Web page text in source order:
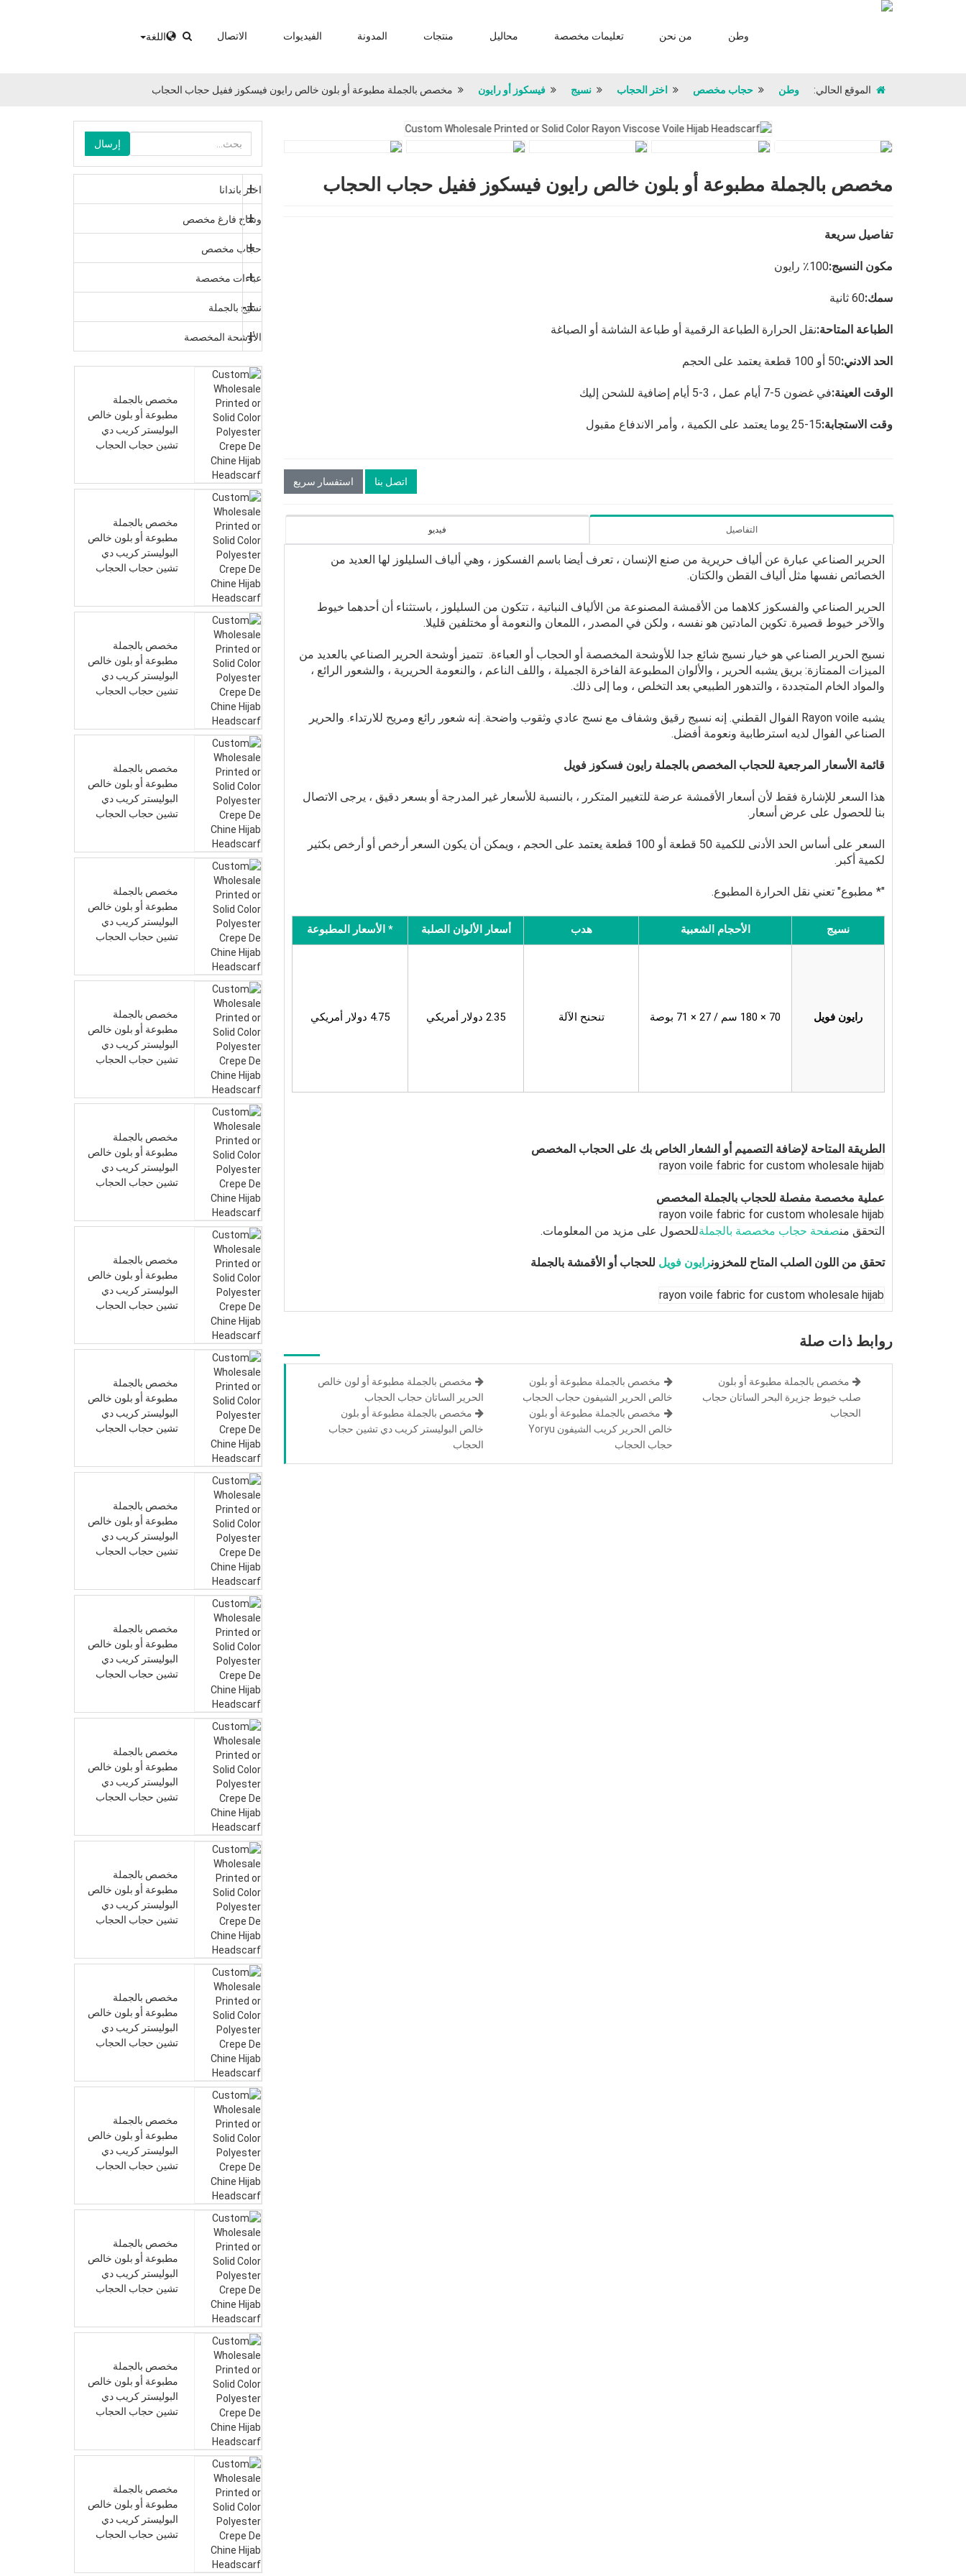
وطن من نحن تعليمات مخصصة محاليل منتجات المدونة الفيديوات الاتصال اللغة
الموقع الحالي: وطن حجاب مخصص اختر الحجاب نسيج فيسكوز أو رايون مخصص بالجملة مطبوعة أو بلون خالص رايون فيسكوز ففيل حجاب الحجاب
مخصص بالجملة مطبوعة أو بلون خالص رايون فيسكوز ففيل حجاب الحجاب
تفاصيل سريعة
مكون النسيج:100٪ رايون
سمك:60 ثانية
الطباعة المتاحة:نقل الحرارة الطباعة الرقمية أو طباعة الشاشة أو الصباغة
الحد الادني:50 أو 100 قطعة يعتمد على الحجم
الوقت العينة:في غضون 5-7 أيام عمل ، 3-5 أيام إضافية للشحن إليك
وقت الاستجابة:15-25 يوما يعتمد على الكمية ، وأمر الاندفاع مقبول
اتصل بنا استفسار سريع
التفاصيل فيديو
الحرير الصناعي عبارة عن ألياف حريرية من صنع الإنسان ، تعرف أيضا باسم الفسكوز ، وهي ألياف السليلوز لها العديد من
الخصائص نفسها مثل ألياف القطن والكتان.
الحرير الصناعي والفسكوز كلاهما من الأقمشة المصنوعة من الألياف النباتية ، تتكون من السليلوز ، باستثناء أن أحدهما خيوط
والآخر خيوط قصيرة. تكوين المادتين هو نفسه ، ولكن في المصدر ، اللمعان والنعومة أو مختلفين قليلا.
نسيج الحرير الصناعي هو خيار نسيج شائع جدا للأوشحة المخصصة أو الحجاب أو العباءة. تتميز أوشحة الحرير الصناعي بالعديد من
الميزات الممتازة: بريق يشبه الحرير ، والألوان المطبوعة الفاخرة الجميلة ، واللف الناعم ، والنعومة الحريرية ، والشعور الرائع ،
والمواد الخام المتجددة ، والتدهور الطبيعي بعد التخلص ، وما إلى ذلك.
يشبه Rayon voile الفوال القطني. إنه نسيج رقيق وشفاف مع نسج عادي وثقوب واضحة. إنه شعور رائع ومريح للارتداء. والحرير
الصناعي الفوال لديه استرطابية ونعومة أفضل.
قائمة الأسعار المرجعية للحجاب المخصص بالجملة رايون فسكوز فويل
هذا السعر للإشارة فقط لأن أسعار الأقمشة عرضة للتغيير المتكرر ، بالنسبة للأسعار غير المدرجة أو بسعر دقيق ، يرجى الاتصال
بنا للحصول على عرض أسعار.
السعر على أساس الحد الأدنى للكمية 50 قطعة أو 100 قطعة يعتمد على الحجم ، ويمكن أن يكون السعر أرخص أو أرخص بكثير
لكمية أكبر.
"* مطبوع" تعني نقل الحرارة المطبوع.
نسيج الأحجام الشعبية هدب أسعار الألوان الصلبة * الأسعار المطبوعة
رايون فويل 70 × 180 سم / 27 × 71 بوصة تنحنح الآلة 2.35 دولار أمريكي 4.75 دولار أمريكي
الطريقة المتاحة لإضافة التصميم أو الشعار الخاص بك على الحجاب المخصص
عملية مخصصة مفصلة للحجاب بالجملة المخصص
التحقق منصفحة حجاب مخصصة بالجملةللحصول على مزيد من المعلومات.
تحقق من اللون الصلب المتاح للمخزونرايون فويل للحجاب أو الأقمشة بالجملة
روابط ذات صلة
مخصص بالجملة مطبوعة أو بلون
صلب خيوط جزيرة البحر الساتان حجاب
الحجاب
مخصص بالجملة مطبوعة أو بلون
خالص الحرير الشيفون حجاب الحجاب
مخصص بالجملة مطبوعة أو لون خالص
الحرير الساتان حجاب الحجاب
مخصص بالجملة مطبوعة أو بلون
خالص الحرير كريب الشيفون Yoryu
حجاب الحجاب
مخصص بالجملة مطبوعة أو بلون
خالص البوليستر كريب دي تشين حجاب
الحجاب
إرسال
اختر باندانا
وشاح فارغ مخصص
حجاب مخصص
عباءات مخصصة
نسيج بالجملة
الأوشحة المخصصة
مخصص بالجملة
مطبوعة أو بلون خالص
البوليستر كريب دي
تشين حجاب الحجاب
مخصص بالجملة
مطبوعة أو بلون خالص
البوليستر كريب دي
تشين حجاب الحجاب
مخصص بالجملة
مطبوعة أو بلون خالص
البوليستر كريب دي
تشين حجاب الحجاب
مخصص بالجملة
مطبوعة أو بلون خالص
البوليستر كريب دي
تشين حجاب الحجاب
مخصص بالجملة
مطبوعة أو بلون خالص
البوليستر كريب دي
تشين حجاب الحجاب
مخصص بالجملة
مطبوعة أو بلون خالص
البوليستر كريب دي
تشين حجاب الحجاب
مخصص بالجملة
مطبوعة أو بلون خالص
البوليستر كريب دي
تشين حجاب الحجاب
مخصص بالجملة
مطبوعة أو بلون خالص
البوليستر كريب دي
تشين حجاب الحجاب
مخصص بالجملة
مطبوعة أو بلون خالص
البوليستر كريب دي
تشين حجاب الحجاب
مخصص بالجملة
مطبوعة أو بلون خالص
البوليستر كريب دي
تشين حجاب الحجاب
مخصص بالجملة
مطبوعة أو بلون خالص
البوليستر كريب دي
تشين حجاب الحجاب
مخصص بالجملة
مطبوعة أو بلون خالص
البوليستر كريب دي
تشين حجاب الحجاب
مخصص بالجملة
مطبوعة أو بلون خالص
البوليستر كريب دي
تشين حجاب الحجاب
مخصص بالجملة
مطبوعة أو بلون خالص
البوليستر كريب دي
تشين حجاب الحجاب
مخصص بالجملة
مطبوعة أو بلون خالص
البوليستر كريب دي
تشين حجاب الحجاب
مخصص بالجملة
مطبوعة أو بلون خالص
البوليستر كريب دي
تشين حجاب الحجاب
مخصص بالجملة
مطبوعة أو بلون خالص
البوليستر كريب دي
تشين حجاب الحجاب
مخصص بالجملة
مطبوعة أو بلون خالص
البوليستر كريب دي
تشين حجاب الحجاب